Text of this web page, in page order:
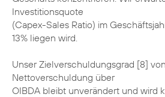
Investitionsquote
(Capex-Sales Ratio) im
13% liegen wird.
Unser Zielverschuldungsgrad [8]
Nettoverschuldung über
OIBDA bleibt unverändert und wird